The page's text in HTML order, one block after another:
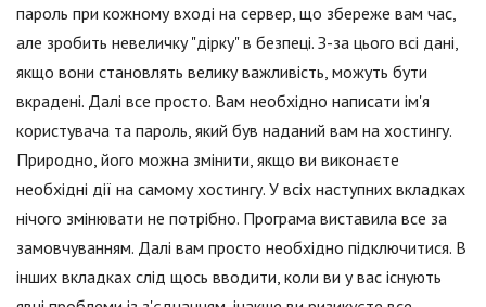
пароль при кожному вході на сервер, що збереже вам час,
але зробить невеличку "дірку" в безпеці. З-за цього всі дані,
якщо вони становлять велику важливість, можуть бути
вкрадені. Далі все просто. Вам необхідно написати ім'я
користувача та пароль, який був наданий вам на хостингу.
Природно, його можна змінити, якщо ви виконаєте
необхідні дії на самому хостингу. У всіх наступних вкладках
нічого змінювати не потрібно. Програма виставила все за
замовчуванням. Далі вам просто необхідно підключитися. В
інших вкладках слід щось вводити, коли ви у вас існують